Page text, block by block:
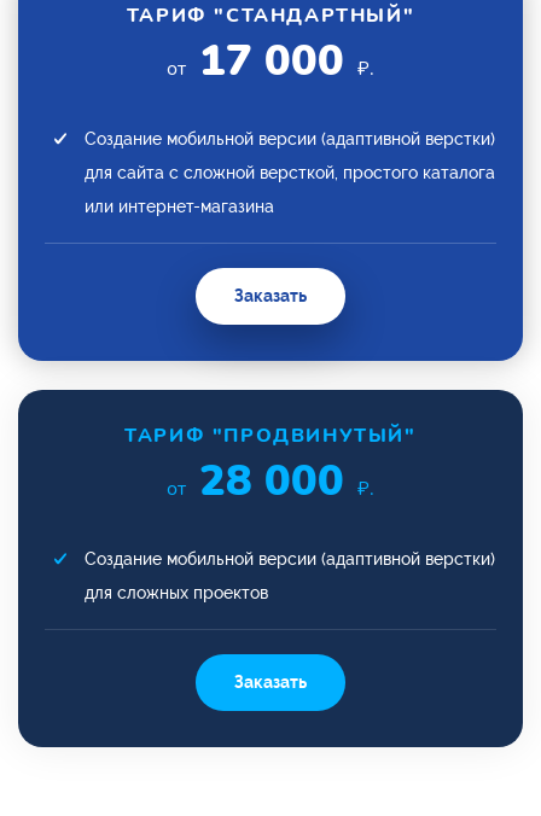
ТАРИФ "СТАНДАРТНЫЙ"
от 17 000 ₽.
Создание мобильной версии (адаптивной верстки)
для сайта с сложной версткой, простого каталога
или интернет-магазина
Заказать
ТАРИФ "ПРОДВИНУТЫЙ"
от 28 000 ₽.
Создание мобильной версии (адаптивной верстки)
для сложных проектов
Заказать